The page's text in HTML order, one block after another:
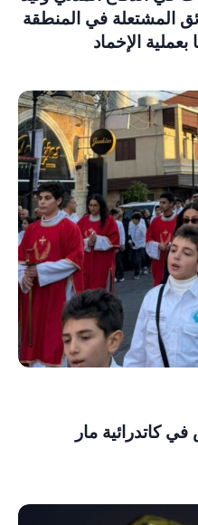
المشتعلة في المنطقة
الإخماد
كاتدرائية مار